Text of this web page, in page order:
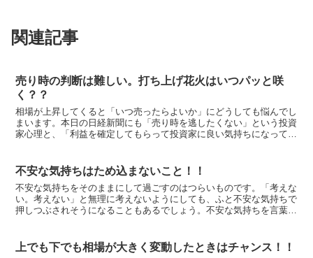
関連記事
売り時の判断は難しい。打ち上げ花火はいつパッと咲
く？？
相場が上昇してくると「いつ売ったらよいか」にどうしても悩んでし
まいます。本日の日経新聞にも「売り時を逃したくない」という投資
家心理と、「利益を確定してもらって投資家に良い気持ちになっても
不安な気持ちはため込まないこと！！
不安な気持ちをそのままにして過ごすのはつらいものです。「考えな
い。考えない」と無理に考えないようにしても、ふと不安な気持ちで
押しつぶされそうになることもあるでしょう。不安な気持ちを言葉に
上でも下でも相場が大きく変動したときはチャンス！！